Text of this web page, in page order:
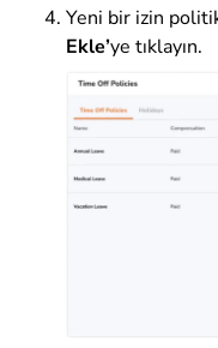
Yeni bir izin
Ekle’ye tıklayın.